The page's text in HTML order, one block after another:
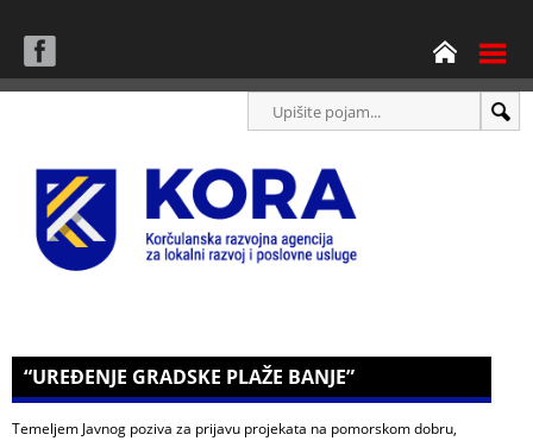
“UREĐENJE GRADSKE PLAŽE BANJE”
Temeljem Javnog poziva za prijavu projekata na pomorskom dobru,